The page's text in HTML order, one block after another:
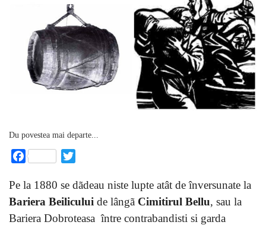
Du povestea mai departe...
Facebook
Pe la 1880 se dãdeau niste lupte atât de înversunate la
Bariera Beilicului de lângã Cimitirul Bellu, sau la
Bariera Dobroteasa între contrabandisti si garda